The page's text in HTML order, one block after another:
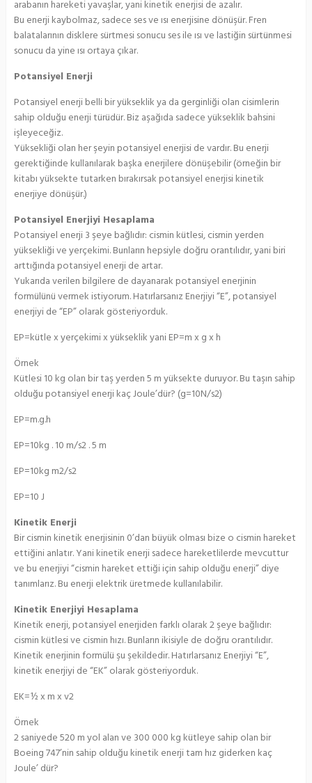
arabanın hareketi yavaşlar, yani kinetik enerjisi de azalır.
Bu enerji kaybolmaz, sadece ses ve ısı enerjisine dönüşür. Fren
balatalarının disklere sürtmesi sonucu ses ile ısı ve lastiğin sürtünmesi
sonucu da yine ısı ortaya çıkar.
Potansiyel Enerji
Potansiyel enerji belli bir yükseklik ya da gerginliği olan cisimlerin
sahip olduğu enerji türüdür. Biz aşağıda sadece yükseklik bahsini
işleyeceğiz.
Yüksekliği olan her şeyin potansiyel enerjisi de vardır. Bu enerji
gerektiğinde kullanılarak başka enerjilere dönüşebilir (örneğin bir
kitabı yüksekte tutarken bırakırsak potansiyel enerjisi kinetik
enerjiye dönüşür.)
Potansiyel Enerjiyi Hesaplama
Potansiyel enerji 3 şeye bağlıdır: cismin kütlesi, cismin yerden
yüksekliği ve yerçekimi. Bunların hepsiyle doğru orantılıdır, yani biri
arttığında potansiyel enerji de artar.
Yukarıda verilen bilgilere de dayanarak potansiyel enerjinin
formülünü vermek istiyorum. Hatırlarsanız Enerjiyi “E”, potansiyel
enerjiyi de “EP” olarak gösteriyorduk.
EP=kütle x yerçekimi x yükseklik yani EP=m x g x h
Örnek
Kütlesi 10 kg olan bir taş yerden 5 m yüksekte duruyor. Bu taşın sahip
olduğu potansiyel enerji kaç Joule’dür? (g=10N/s2)
EP=m.g.h
EP=10kg . 10 m/s2 . 5 m
EP=10kg m2/s2
EP=10 J
Kinetik Enerji
Bir cismin kinetik enerjisinin 0’dan büyük olması bize o cismin hareket
ettiğini anlatır. Yani kinetik enerji sadece hareketlilerde mevcuttur
ve bu enerjiyi “cismin hareket ettiği için sahip olduğu enerji” diye
tanımlarız. Bu enerji elektrik üretmede kullanılabilir.
Kinetik Enerjiyi Hesaplama
Kinetik enerji, potansiyel enerjiden farklı olarak 2 şeye bağlıdır:
cismin kütlesi ve cismin hızı. Bunların ikisiyle de doğru orantılıdır.
Kinetik enerjinin formülü şu şekildedir. Hatırlarsanız Enerjiyi “E”,
kinetik enerjiyi de “EK” olarak gösteriyorduk.
EK=½ x m x v2
Örnek
2 saniyede 520 m yol alan ve 300 000 kg kütleye sahip olan bir
Boeing 747’nin sahip olduğu kinetik enerji tam hız giderken kaç
Joule’ dür?